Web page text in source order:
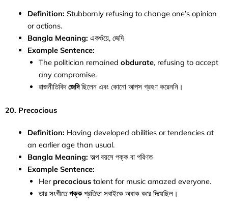
Definition: Stubbornly refusing to change one’s opinion
or actions.
Bangla Meaning: একগুঁয়ে, জেদি
Example Sentence:
The politician remained obdurate, refusing to accept
any compromise.
রাজনীতিবিদজেদিছিলেন এবং কোনো আপস গ্রহণ করেননি।
20. Precocious
Definition: Having developed abilities or tendencies at
an earlier age than usual.
Bangla Meaning: অল্প বয়সে পক্ক বা পরিণত
Example Sentence:
Her precocioustalent for music amazed everyone.
তার সংগীতেপক্কপ্রতিভা সবাইকে অবাক করে দিয়েছিল।